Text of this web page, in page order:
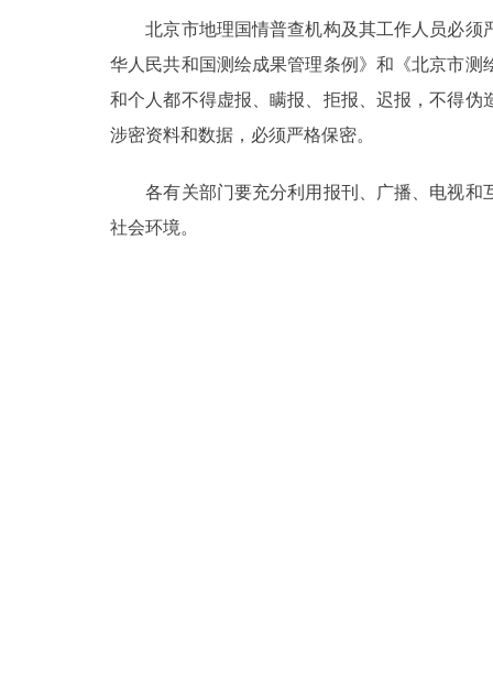
北京市地理国情普查机构及其工作人员必须
华人民共和国测绘成果管理条例》和《北京市
和个人都不得虚报、瞒报、拒报、迟报，不得
涉密资料和数据，必须严格保密。
各有关部门要充分利用报刊、广播、电视和
社会环境。